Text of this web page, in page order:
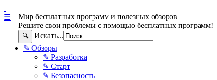
Мир бесплатных программ и полезных обзоров
Решите свои проблемы с помощью бесплатных программ!
🔍 Искать...
☰
✎ Обзоры
✎ Разработка
✎ Старт
✎ Безопасность